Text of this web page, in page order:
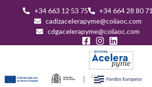
+34 663 12 53 75
+34 664 28 80 71
cadizacelerapyme@coiiaoc.com
cdgacelerapyme@coiiaoc.com